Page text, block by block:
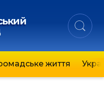
життя